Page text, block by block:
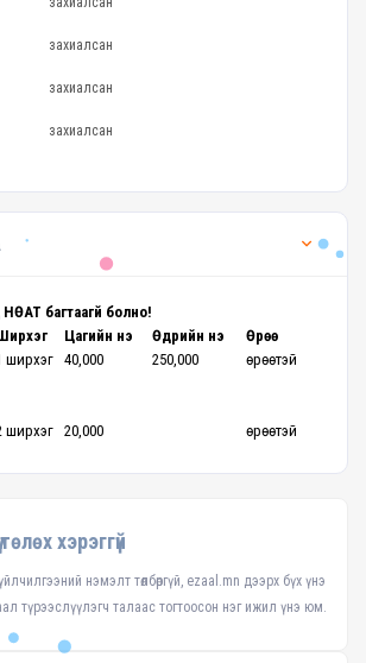
захиалсан
захиалсан
захиалсан
багтаагүй болно!
Цагийн үнэ Өдрийн үнэ
Өрөө
ширхэг 40,000 250,000 өрөөтэй
ширхэг 20,000 өрөөтэй
төлөх хэрэггүй
нэмэлт төлбөргүй, ezaal.mn дээрх бүх үнэ
түрээслүүлэгч талаас тогтоосон нэг ижил үнэ юм.